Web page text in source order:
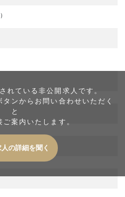
れている非公開求人です。
ンからお問い合わせいただく
と
案内いたします。
の詳細を聞く